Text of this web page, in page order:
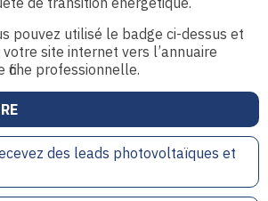
des leads photovoltaïques et
pouvez utilisé le badge ci-dessus et
site internet vers l’annuaire
fiche professionnelle.